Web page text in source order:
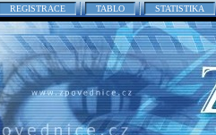
REGISTRACE TABLO STATISTIKA